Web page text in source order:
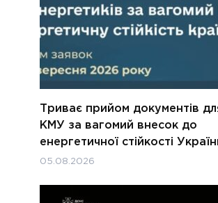
Триває прийом документів
КМУ за вагомий внесок до
енергетичної стійкості
05.08.2026